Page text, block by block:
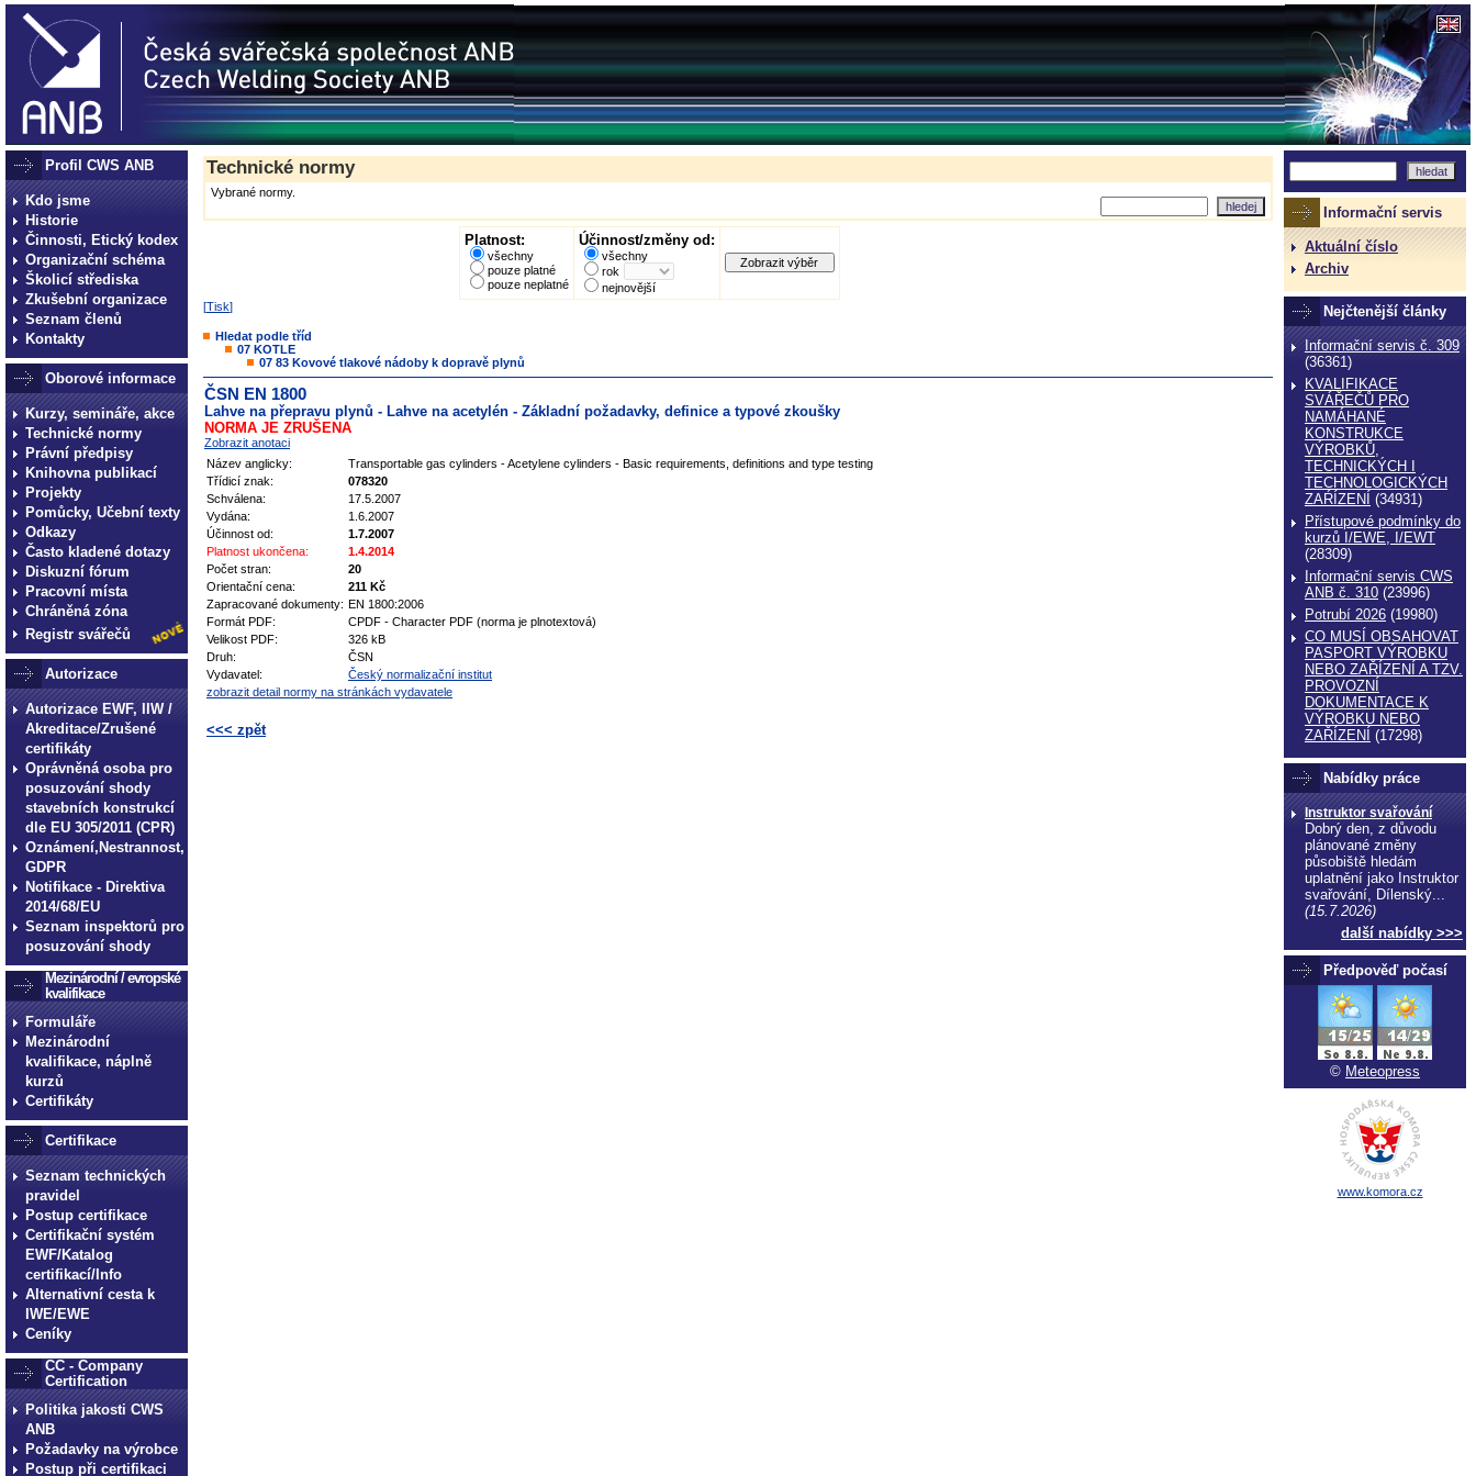
Profil CWS ANB
Kdo jsme
Historie
Činnosti, Etický kodex
Organizační schéma
Školicí střediska
Zkušební organizace
Seznam členů
Kontakty
Oborové informace
Kurzy, semináře, akce
Technické normy
Právní předpisy
Knihovna publikací
Projekty
Pomůcky, Učební texty
Odkazy
Často kladené dotazy
Diskuzní fórum
Pracovní místa
Chráněná zóna
Registr svářečů
Autorizace
Autorizace EWF, IIW /
Akreditace/Zrušené
certifikáty
Oprávněná osoba pro
posuzování shody
stavebních konstrukcí
dle EU 305/2011 (CPR)
Oznámení,Nestrannost,
GDPR
Notifikace - Direktiva
2014/68/EU
Seznam inspektorů pro
posuzování shody
Mezinárodní / evropské
kvalifikace
Formuláře
Mezinárodní
kvalifikace, náplně
kurzů
Certifikáty
Certifikace
Seznam technických
pravidel
Postup certifikace
Certifikační systém
EWF/Katalog
certifikací/Info
Alternativní cesta k
IWE/EWE
Ceníky
CC - Company
Certification
Politika jakosti CWS
ANB
Požadavky na výrobce
Postup při certifikaci
Technické normy
Vybrané normy.
Platnost:
všechny
pouze platné
pouze neplatné
Účinnost/změny od:
všechny
rok
nejnovější
[Tisk]
Hledat podle tříd
07 KOTLE
07 83 Kovové tlakové nádoby k dopravě plynů
ČSN EN 1800
Lahve na přepravu plynů - Lahve na acetylén - Základní požadavky, definice a typové zkoušky
NORMA JE ZRUŠENA
Zobrazit anotaci
Název anglicky:
Transportable gas cylinders - Acetylene cylinders - Basic requirements, definitions and type testing
Třídicí znak:
078320
Schválena:
17.5.2007
Vydána:
1.6.2007
Účinnost od:
1.7.2007
Platnost ukončena:
1.4.2014
Počet stran:
20
Orientační cena:
211 Kč
Zapracované dokumenty: EN 1800:2006
Formát PDF:
CPDF - Character PDF (norma je plnotextová)
Velikost PDF:
326 kB
Druh:
ČSN
Vydavatel:
Český normalizační institut
zobrazit detail normy na stránkách vydavatele
<<< zpět
Informační servis
Aktuální číslo
Archiv
Nejčtenější články
Informační servis č. 309
(36361)
KVALIFIKACE
SVÁŘEČŮ PRO
NAMÁHANÉ
KONSTRUKCE
VÝROBKŮ,
TECHNICKÝCH I
TECHNOLOGICKÝCH
ZAŔÍZENÍ (34931)
Přístupové podmínky do
kurzů I/EWE, I/EWT
(28309)
Informační servis CWS
ANB č. 310 (23996)
Potrubí 2026 (19980)
CO MUSÍ OBSAHOVAT
PASPORT VÝROBKU
NEBO ZAŘÍZENÍ A TZV.
PROVOZNÍ
DOKUMENTACE K
VÝROBKU NEBO
ZAŘÍZENÍ (17298)
Nabídky práce
Instruktor svařování
Dobrý den, z důvodu
plánované změny
působiště hledám
uplatnění jako Instruktor
svařování, Dílenský...
(15.7.2026)
další nabídky >>>
Předpověď počasí
© Meteopress
www.komora.cz